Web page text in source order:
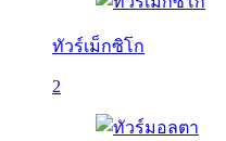
ทัวร์เม็กซิโก
2